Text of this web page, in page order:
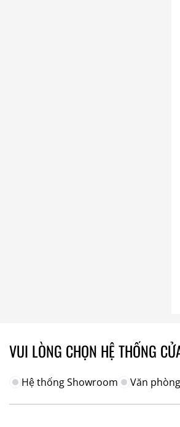
VUI LÒNG CHỌN HỆ THỐNG
Hệ thống Showroom Văn